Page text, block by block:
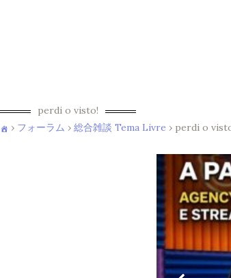
perdi o visto!
› フォーラム › 総合雑談 Tema Livre › perdi o